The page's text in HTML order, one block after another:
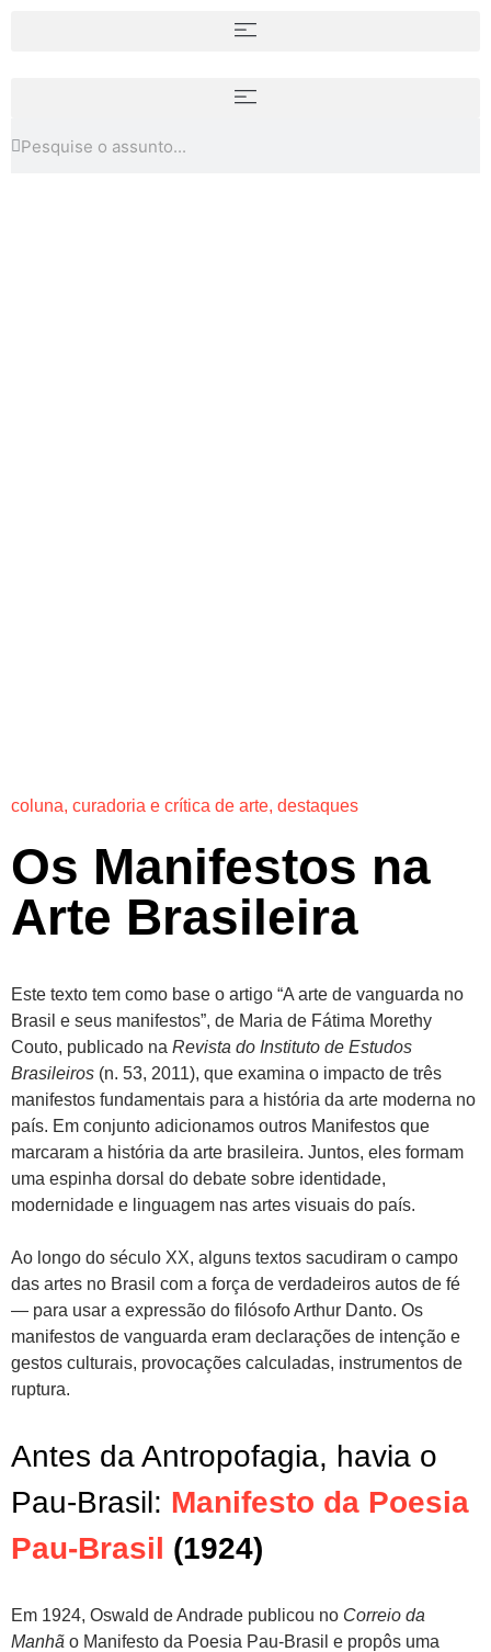
coluna, curadoria e crítica de arte, destaques
Os Manifestos na
Arte Brasileira
Este texto tem como base o artigo “A arte de vanguarda no
Brasil e seus manifestos”, de Maria de Fátima Morethy
Couto, publicado na Revista do Instituto de Estudos
Brasileiros (n. 53, 2011), que examina o impacto de três
manifestos fundamentais para a história da arte moderna no
país. Em conjunto adicionamos outros Manifestos que
marcaram a história da arte brasileira. Juntos, eles formam
uma espinha dorsal do debate sobre identidade,
modernidade e linguagem nas artes visuais do país.
Ao longo do século XX, alguns textos sacudiram o campo
das artes no Brasil com a força de verdadeiros autos de fé
— para usar a expressão do filósofo Arthur Danto. Os
manifestos de vanguarda eram declarações de intenção e
gestos culturais, provocações calculadas, instrumentos de
ruptura.
Antes da Antropofagia, havia o
Pau-Brasil: Manifesto da Poesia
Pau-Brasil (1924)
Em 1924, Oswald de Andrade publicou no Correio da
Manhã o Manifesto da Poesia Pau-Brasil e propôs uma